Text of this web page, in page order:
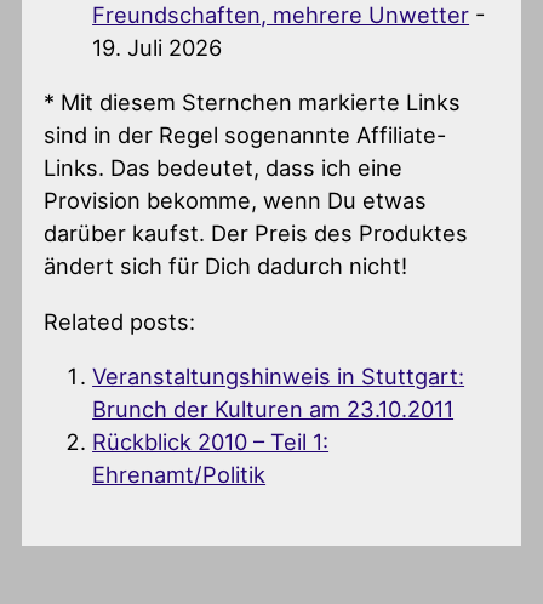
Freundschaften, mehrere Unwetter -
19. Juli 2026
* Mit diesem Sternchen markierte Links
sind in der Regel sogenannte Affiliate-
Links. Das bedeutet, dass ich eine
Provision bekomme, wenn Du etwas
darüber kaufst. Der Preis des Produktes
ändert sich für Dich dadurch nicht!
Related posts:
Veranstaltungshinweis in Stuttgart:
Brunch der Kulturen am 23.10.2011
Rückblick 2010 – Teil 1:
Ehrenamt/Politik